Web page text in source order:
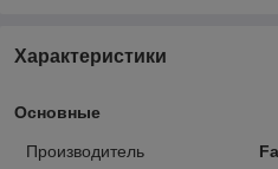
Характеристики
Основные
Производитель